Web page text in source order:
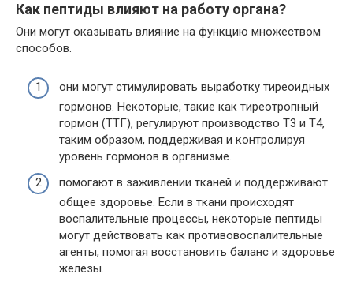
Как пептиды влияют на работу органа?
Они могут оказывать влияние на функцию множеством
способов.
они могут стимулировать выработку тиреоидных
гормонов. Некоторые, такие как тиреотропный
гормон (ТТГ), регулируют производство Т3 и Т4,
таким образом, поддерживая и контролируя
уровень гормонов в организме.
помогают в заживлении тканей и поддерживают
общее здоровье. Если в ткани происходят
воспалительные процессы, некоторые пептиды
могут действовать как противовоспалительные
агенты, помогая восстановить баланс и здоровье
железы.